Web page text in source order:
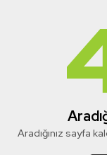
Aradığınız sayfa